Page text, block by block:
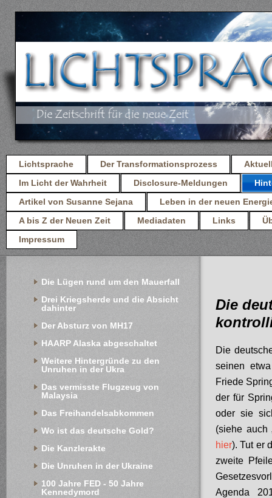
Lichtsprache Der Transformationsprozess
Im Licht der Wahrheit
Disclosure-Meldungen
Artikel von Susanne Sejana
Leben in der neuen
A bis Z der Neuen Zeit
Mediadaten Links
Impressum
Die
Die
seinen
Friede
der für
oder sie
(siehe auch
hier). Tut er
zweite
Agenda
Die Lügen rund um den Mauerfall
Drei Kriegsherde und die Absicht
dahinter
Der Absturz von MH17
HAARP Alaska abgeschaltet
Weitere Hintergründe zu den
Unruhen in der Ukra
Das vermisste Flugzeug von
Malaysia
Das Freihandelsabkommen
Wo ist das deutsche Gold?
Die Kanzlerakte
Die Unruhen in der Ukraine
100 Jahre FED - 50 Jahre
Kennedymord